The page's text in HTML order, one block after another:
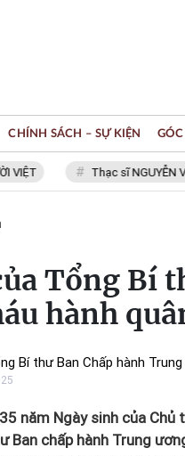
Thạc sĩ NGUYỄN VĂN
CHÍNH SÁCH – SỰ KIỆN
Tổng Bí
hành
Bí thư Ban Chấp hành
năm Ngày sinh của
Ban chấp hành Trung